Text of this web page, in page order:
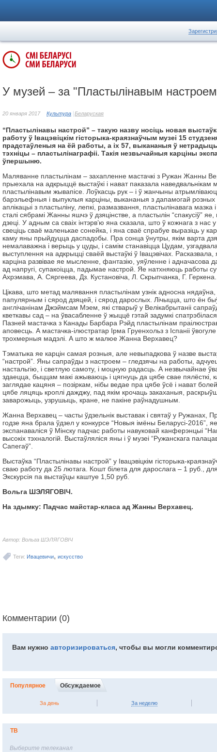
У музей – за "Пластылінавым
20 января 2017 Культура Беларуская
“Пластылінавы настрой” – такую назву носіць новая
работу ў Івацэвіцкім гісторыка-краязнаўчым музеі 15
прадстаўленыя на ёй работы, а іх 57, выкананыя ў
тэхніцы – пластылінаграфіі. Такія незвычайныя карціны
ўпершыню.
Маляванне пластылінам – захапленне мастачкі з Ружан Жанны
прыехала на адкрыццё выстаўкі і нават паказала наведвальнікам
пластылінавым жывапісе. Лоўкасць рук – і ў жанчыны
барэльефныя і выпуклыя карціны, выкананыя з дапамогай
аплікацыі з пластыліну, лепкі, размазвання, пластылінавага мазка
сталі сябрамі Жанны яшчэ ў дзяцінстве, а пластылін “спакусіў” яе,
дзеці. У адным са сваіх інтэрв’ю яна сказала, што ў кожнага з нас
свеціць сваё маленькае сонейка, і яна сваё спрабуе выразіць у
каму яны прыйдуцца даспадобы. Пра сонца ўнутры, якім варта
немалаважна і верыць у цуды, і самім станавіцца Цудам,
выступлення на адкрыцці сваёй выстаўкі ў Івацэвічах.
карціна развівае яе мысленне, фантазію, уяўленне і адначасова
ад напругі, супакоіцца, падымае настрой. Яе натхняюць работы
Ахрэмава, А. Сяргеева, Дз. Кустановіча, Л. Скрыпчанка, Г. Геркена.
Цікава, што метад малявання пластылінам узнік адносна
папулярным і сярод дзяцей, і сярод дарослых. Лічыцца, што ён
англічанінам Джэймсам Мэем, які стварыў у Велікабрытаніі
кветкавы сад – на ўвасабленне ў жыццё гэтай задумкі
Пазней мастачка з Канады Барбара Рэйд пластылінам
аповесць. А мастачка-ілюстратар Ірма Груенхольз з Іспаніі
трохмерныя мадэлі. А што ж малюе Жанна Верхавец?
Тэматыка яе карцін самая розныя, але невыпадкова ў назве
“настрой”. Яны сапраўды з настроем – гледзячы на работы,
настальгію, і светлую самоту, і моцную радасць. А незвычайнае
здаецца, быццам макі ажываюць і цягнуць да цябе свае пялёсткі,
заглядае кацяня – позіркам, нібы ведае пра цябе ўсё і нават
цябе ляцяць кроплі дажджу, пад якім крочаць закаханыя,
заварожыць, узрушыць, кране, не пакіне раўнадушным.
Жанна Верхавец – часты ўдзельнік выставак і святаў у Ружанах,
годзе яна брала ўдзел у конкурсе “Новыя імёны Беларусі-2016”,
экспанаваліся ў Мінску падчас работы навуковай канферэнцыі
высокіх тэхналогій. Выстаўляліся яны і ў музеі “Ружанскага
Сапегаў”.
Выстаўка “Пластылінавы настрой” у Івацэвіцкім гісторыка-
сваю работу да 25 лютага. Кошт білета для дарослага – 1 руб., для
Экскурсія па выстаўцы каштуе 1,50 руб.
Вольга ШЭЛЯГОВІЧ.
На здымку: Падчас майстар-класа ад Жанны Верхавец.
Автор: Вольга ШЭЛЯГОВІЧ
Теги: Ивацевичи, искусство
Комментарии (0)
Вам нужно авторизироваться, чтобы вы могли
Популярное Обсуждаемое
За день За неделю
ТВ
Выберите телеканал